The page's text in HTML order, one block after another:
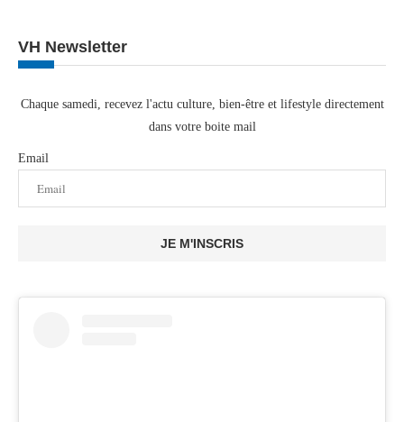
VH Newsletter
Chaque samedi, recevez l'actu culture, bien-être et lifestyle directement
dans votre boite mail
Email
JE M'INSCRIS